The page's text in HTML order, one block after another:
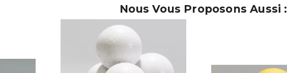
Nous Vous Proposons Aussi :